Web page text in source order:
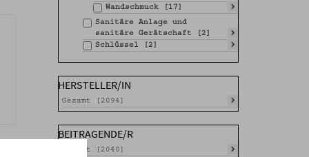
Wandschmuck [17]
Sanitäre Anlage und
sanitäre Gerätschaft [2]
Schlüssel [2]
HERSTELLER/IN
Gesamt [2094]
BEITRAGENDE/R
Gesamt [2040]